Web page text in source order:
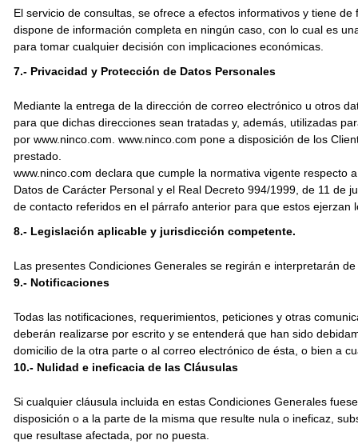
El servicio de consultas, se ofrece a efectos informativos y tiene
dispone de información completa en ningún caso, con lo cual es
para tomar cualquier decisión con implicaciones económicas.
7.- Privacidad y Protección de Datos Personales
Mediante la entrega de la dirección de correo electrónico u otros
para que dichas direcciones sean tratadas y, además, utilizadas
por www.ninco.com. www.ninco.com pone a disposición de los
prestado.
www.ninco.com declara que cumple la normativa vigente
Datos de Carácter Personal y el Real Decreto 994/1999, de 11 de
de contacto referidos en el párrafo anterior para que estos
8.- Legislación aplicable y jurisdicción competente.
Las presentes Condiciones Generales se regirán e interpretarán
9.- Notificaciones
Todas las notificaciones, requerimientos, peticiones y otras
deberán realizarse por escrito y se entenderá que han sido
domicilio de la otra parte o al correo electrónico de ésta, o bien a
10.- Nulidad e ineficacia de las Cláusulas
Si cualquier cláusula incluida en estas Condiciones Generales
disposición o a la parte de la misma que resulte nula o ineficaz,
que resultase afectada, por no puesta.